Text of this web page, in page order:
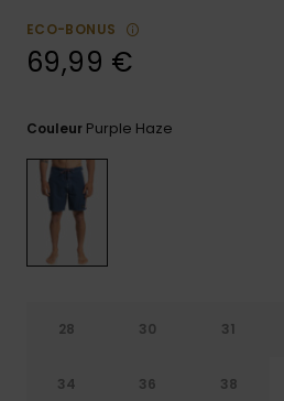
aux
la FAQ
ECO-BONUS
69,99 €
Couleur Purple Haze
28 30 31
34 36 38